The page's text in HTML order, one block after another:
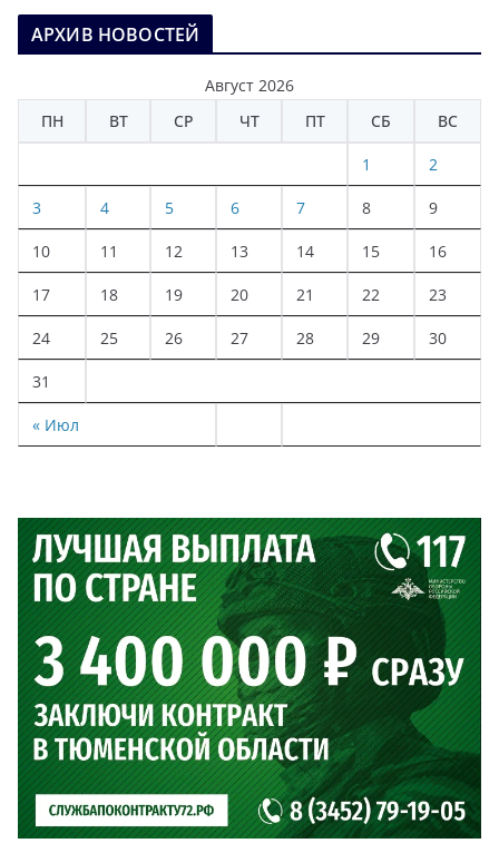
АРХИВ НОВОСТЕЙ
Август 2026
ПН
ВТ СР ЧТ ПТ СБ ВС
« Июл
1 2
3 4 5 6 7 8 9
10 11 12 13 14 15 16
17 18 19 20 21 22 23
24 25 26 27 28 29 30
31